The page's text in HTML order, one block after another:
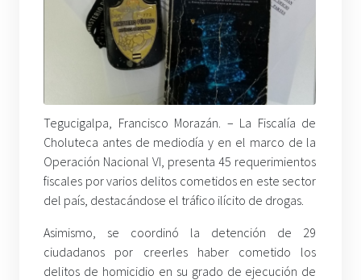
Tegucigalpa, Francisco Morazán. – La Fiscalía de
Choluteca antes de mediodía y en el marco de la
Operación Nacional VI, presenta 45 requerimientos
fiscales por varios delitos cometidos en este sector
del país, destacándose el tráfico ilícito de drogas.
Asimismo, se coordinó la detención de 29
ciudadanos por creerles haber cometido los
delitos de homicidio en su grado de ejecución de